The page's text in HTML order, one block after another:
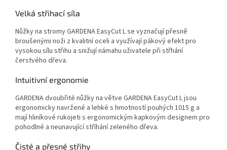
Velká střihací síla
Nůžky na stromy GARDENA EasyCut L se vyznačují přesně
broušenými noži z kvalitní oceli a využívají pákový efekt pro
vysokou sílu střihu a snižují námahu uživatele při střhání
čerstvého dřeva.
Intuitivní ergonomie
GARDENA dvoubřité nůžky na větve GARDENA EasyCut L jsou
ergonomicky navržené a lehké s hmotností pouhých 1015 g a
mají hliníkové rukojeti s ergonomickým kapkovým designem pro
pohodlné a neunavující stříhání zeleného dřeva.
Čisté a přesné střihy